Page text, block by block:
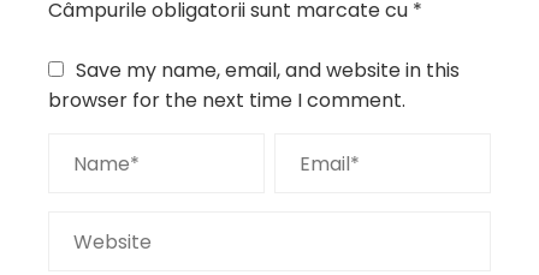
Câmpurile obligatorii sunt marcate cu *
Save my name, email, and website in this
browser for the next time I comment.